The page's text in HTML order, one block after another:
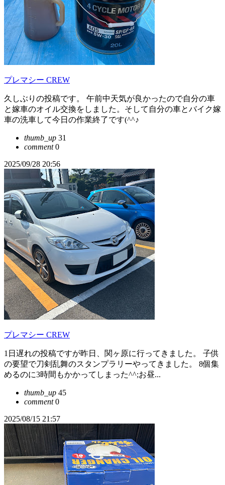
プレマシー CREW
久しぶりの投稿です。 午前中天気が良かったので自分の車
と嫁車のオイル交換をしました。そして自分の車とバイク嫁
車の洗車して今日の作業終了です(^^♪
thumb_up 31
comment0
2025/09/28 20:56
プレマシー CREW
1日遅れの投稿ですが昨日、関ヶ原に行ってきました。 子供
の要望で刀剣乱舞のスタンプラリーやってきました。 8個集
めるのに3時間もかかってしまった^^;お昼...
thumb_up 45
comment0
2025/08/15 21:57